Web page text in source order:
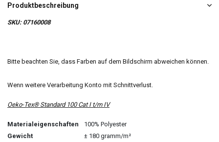
Produktbeschreibung
SKU: 07160008
Bitte beachten Sie, dass Farben auf dem Bildschirm abweichen können.
Wenn weitere Verarbeitung Konto mit Schnittverlust.
Oeko-Tex® Standard 100 Cat I t/m IV
Materialeigenschaften
100% Polyester
Gewicht
± 180 gramm/m²